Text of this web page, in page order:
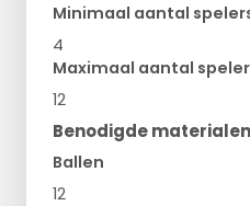
Minimaal aantal
4
Maximaal aantal
12
Benodigde
Ballen
12